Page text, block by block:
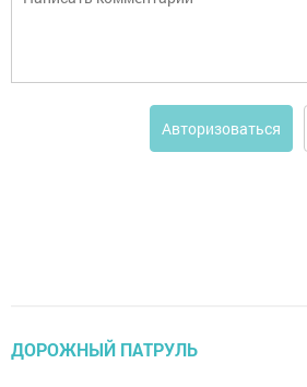
Авторизоваться
ДОРОЖНЫЙ ПАТРУЛЬ